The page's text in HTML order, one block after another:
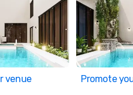
venue Promote